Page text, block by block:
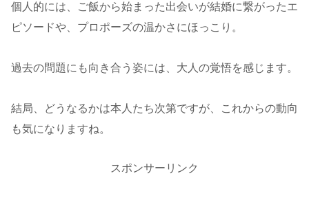
個人的には、ご飯から始まった出会いが結婚に繋がったエ
ピソードや、プロポーズの温かさにほっこり。
過去の問題にも向き合う姿には、大人の覚悟を感じます。
結局、どうなるかは本人たち次第ですが、これからの動向
も気になりますね。
スポンサーリンク